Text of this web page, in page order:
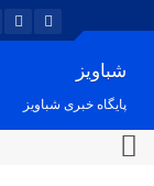
شباویز
پایگاه خبری شباویز